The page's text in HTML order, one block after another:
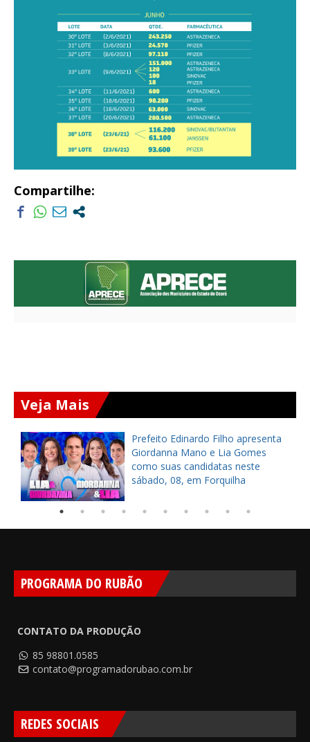
Compartilhe:
Veja Mais
Prefeito Edinardo Filho apresenta
Giordanna Mano e Lia Gomes
como suas candidatas neste
sábado, 08, em Forquilha
PROGRAMA DO RUBÃO
CONTATO DA PRODUÇÃO
85 98801.0585
contato@programadorubao.com.br
REDES SOCIAIS